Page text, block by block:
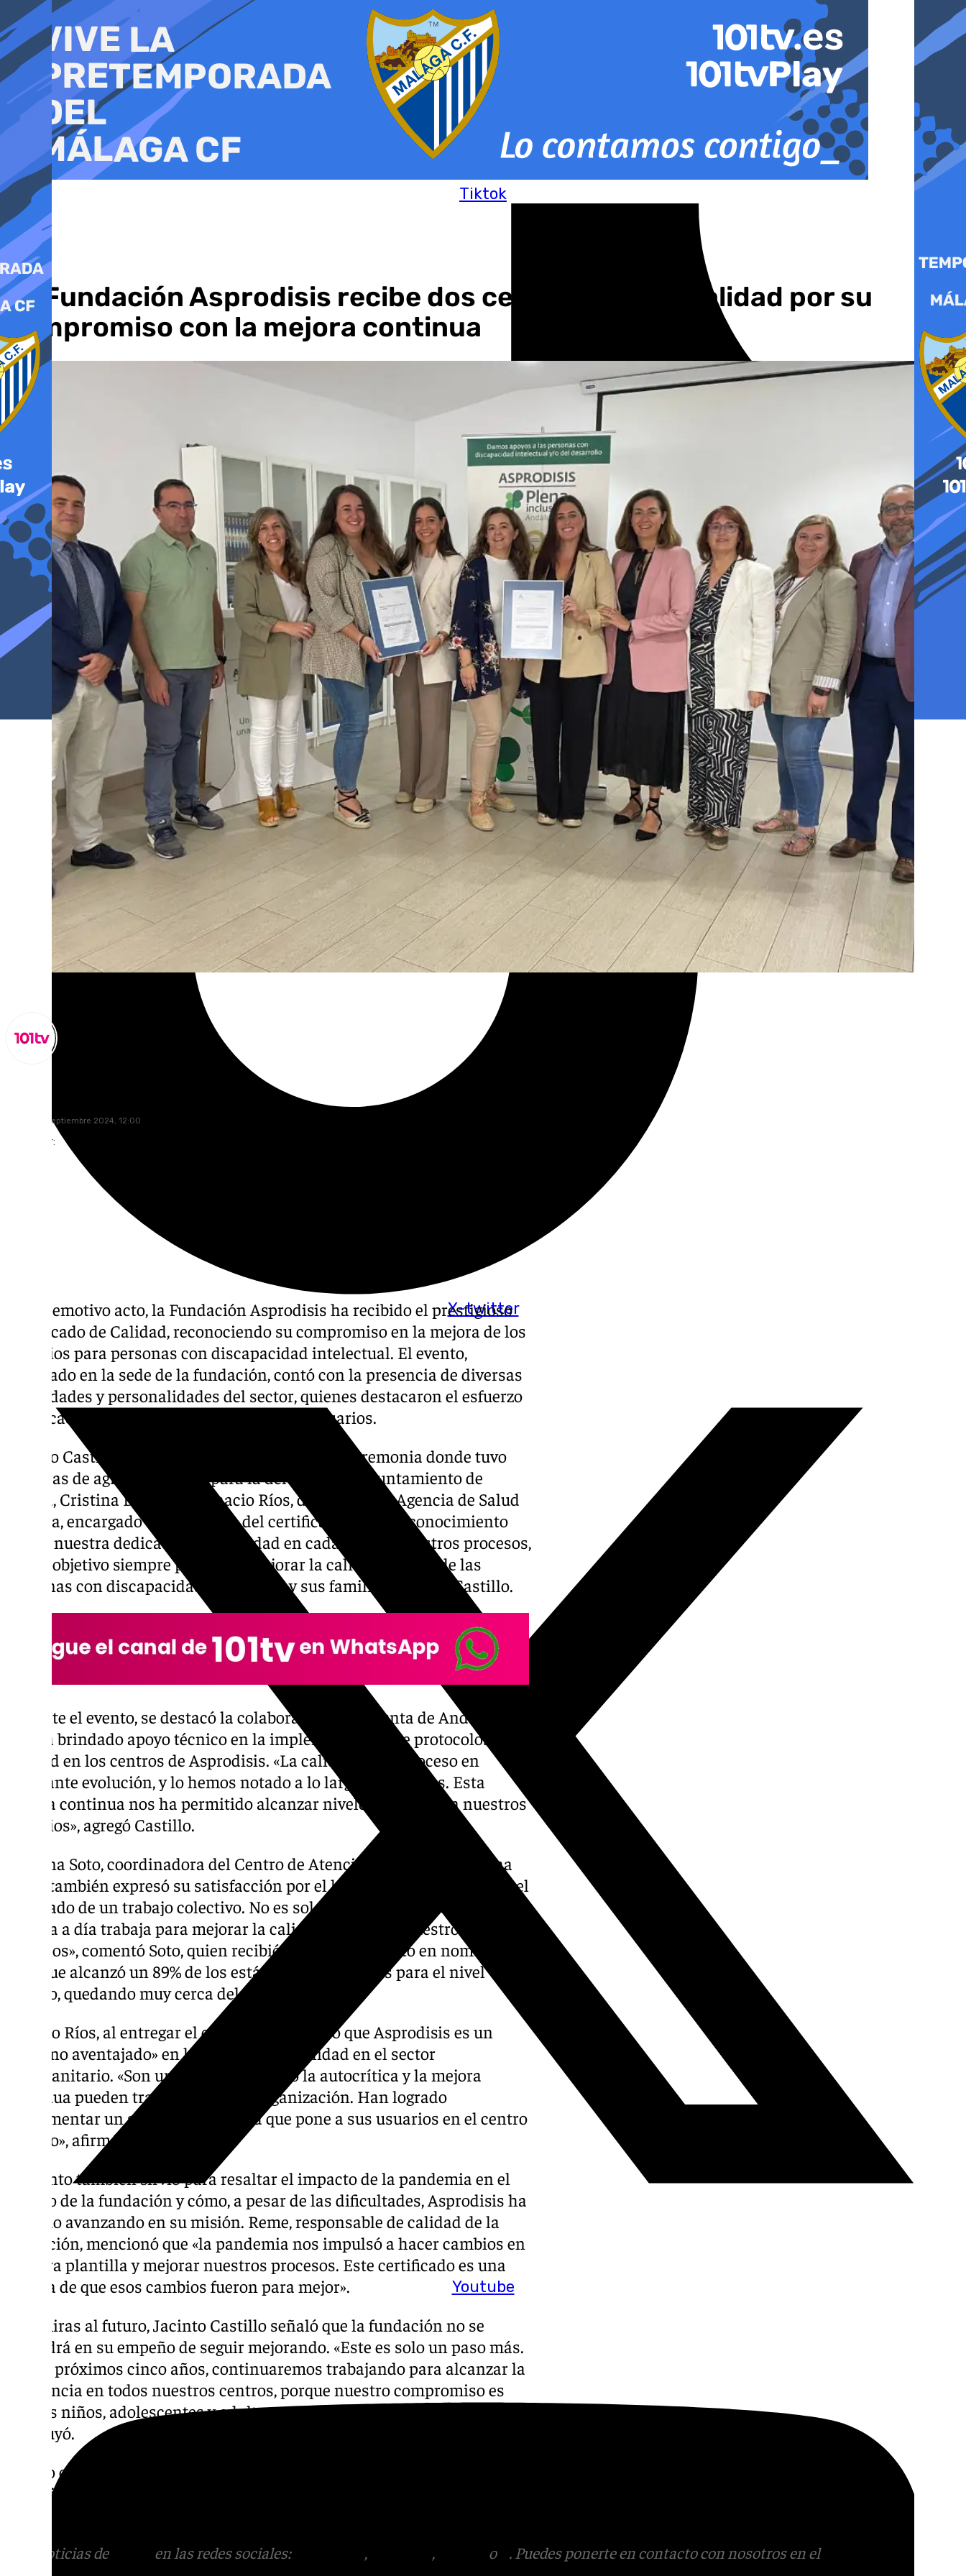
al
contenido
Tiktok
X-twitter
Youtube
La Fundación Asprodisis recibe dos certificados de calidad por su
compromiso con la mejora continua
jueves, 26 septiembre 2024, 12:00
Compartir:
En un emotivo acto, la Fundación Asprodisis ha recibido el prestigioso
Certificado de Calidad, reconociendo su compromiso en la mejora de los
servicios para personas con discapacidad intelectual. El evento,
celebrado en la sede de la fundación, contó con la presencia de diversas
autoridades y personalidades del sector, quienes destacaron el esfuerzo
y dedicación de la entidad en favor de sus usuarios.
Jacinto Castillo, gerente de Asprodisis, abrió la ceremonia donde tuvo
palabras de agradecimiento para la delegada del Ayuntamiento de
Ronda, Cristina Durán, y a Ignacio Ríos, director de la Agencia de Salud
Pública, encargado de la entrega del certificado. «Este reconocimiento
refleja nuestra dedicación a la calidad en cada uno de nuestros procesos,
con el objetivo siempre puesto en mejorar la calidad de vida de las
personas con discapacidad intelectual y sus familias», afirmó Castillo.
Durante el evento, se destacó la colaboración de la Junta de Andalucía,
que ha brindado apoyo técnico en la implementación de protocolos de
calidad en los centros de Asprodisis. «La calidad es un proceso en
constante evolución, y lo hemos notado a lo largo de los años. Esta
mejora continua nos ha permitido alcanzar niveles óptimos en nuestros
servicios», agregó Castillo.
Cristina Soto, coordinadora del Centro de Atención Infantil Temprana
(CAI), también expresó su satisfacción por el logro. «Este certificado es el
resultado de un trabajo colectivo. No es solo mío, sino de todo el equipo
que día a día trabaja para mejorar la calidad de vida de nuestros
usuarios», comentó Soto, quien recibió el reconocimiento en nombre del
CAI, que alcanzó un 89% de los estándares requeridos para el nivel
óptimo, quedando muy cerca del nivel excelente.
Ignacio Ríos, al entregar el certificado, destacó que Asprodisis es un
«alumno aventajado» en la gestión de la calidad en el sector
sociosanitario. «Son un ejemplo de cómo la autocrítica y la mejora
continua pueden transformar una organización. Han logrado
implementar un sistema de calidad que pone a sus usuarios en el centro
de todo», afirmó Ríos.
El evento también sirvió para resaltar el impacto de la pandemia en el
trabajo de la fundación y cómo, a pesar de las dificultades, Asprodisis ha
seguido avanzando en su misión. Reme, responsable de calidad de la
fundación, mencionó que «la pandemia nos impulsó a hacer cambios en
nuestra plantilla y mejorar nuestros procesos. Este certificado es una
prueba de que esos cambios fueron para mejor».
Con miras al futuro, Jacinto Castillo señaló que la fundación no se
detendrá en su empeño de seguir mejorando. «Este es solo un paso más.
En los próximos cinco años, continuaremos trabajando para alcanzar la
excelencia en todos nuestros centros, porque nuestro compromiso es
con los niños, adolescentes y adultos con discapacidad intelectual»,
concluyó.
El acto culminó con un reconocimiento al esfuerzo de todos los
profesionales y familias que forman parte de Asprodisis, quienes han
Más noticias de en las redes sociales: , , o
. Puedes ponerte en contacto con nosotros en el